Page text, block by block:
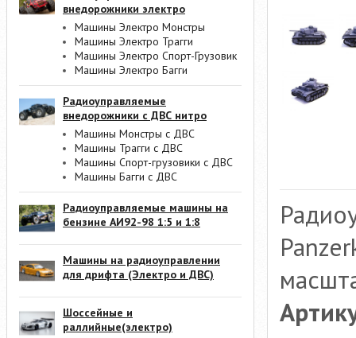
внедорожники электро
Машины Электро Монстры
Машины Электро Трагги
Машины Электро Спорт-Грузовик
Машины Электро Багги
Радиоуправляемые
внедорожники с ДВС нитро
Машины Монстры с ДВС
Машины Трагги с ДВС
Машины Спорт-грузовики с ДВС
Машины Багги с ДВС
Радиоуправляемые машины на
бензине АИ92-98 1:5 и 1:8
Машины на радиоуправлении
для дрифта (Электро и ДВС)
Шоссейные и
раллийные(электро)